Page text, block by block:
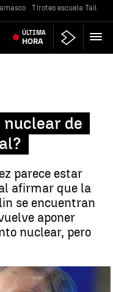
Tiroteo escuela
ÚLTIMA
HORA
nuclear de
parece estar
afirmar que la
se encuentran
aponer
nuclear, pero
su doctrina nuclear |